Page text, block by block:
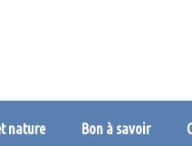
nature Bon à savoir